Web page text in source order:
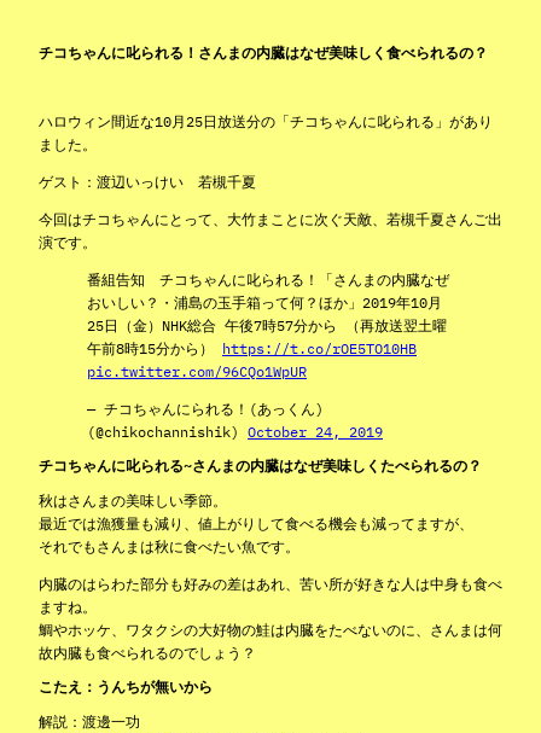
チコちゃんに叱られる！さんまの内臓はなぜ美味しく食べられるの？
ハロウィン間近な10月25日放送分の「チコちゃんに叱られる」があり
ました。
ゲスト：渡辺いっけい 若槻千夏
今回はチコちゃんにとって、大竹まことに次ぐ天敵、若槻千夏さんご出
演です。
番組告知 チコちゃんに叱られる！「さんまの内臓なぜ
おいしい？・浦島の玉手箱って何？ほか」2019年10月
25日（金）NHK総合 午後7時57分から （再放送翌土曜
午前8時15分から） https://t.co/rOE5TO10HB
pic.twitter.com/96CQo1WpUR
— チコちゃんにられる！(あっくん)
(@chikochannishik) October 24, 2019
チコちゃんに叱られる~さんまの内臓はなぜ美味しくたべられるの？
秋はさんまの美味しい季節。
最近では漁獲量も減り、値上がりして食べる機会も減ってますが、
それでもさんまは秋に食べたい魚です。
内臓のはらわた部分も好みの差はあれ、苦い所が好きな人は中身も食べ
ますね。
鯛やホッケ、ワタクシの大好物の鮭は内臓をたべないのに、さんまは何
故内臓も食べられるのでしょう？
こたえ：うんちが無いから
解説：渡邊一功